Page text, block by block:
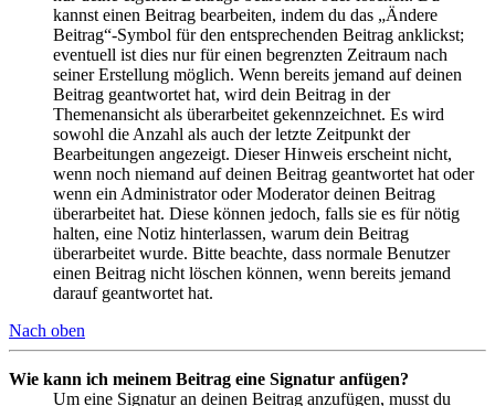
kannst einen Beitrag bearbeiten, indem du das „Ändere
Beitrag“-Symbol für den entsprechenden Beitrag anklickst;
eventuell ist dies nur für einen begrenzten Zeitraum nach
seiner Erstellung möglich. Wenn bereits jemand auf deinen
Beitrag geantwortet hat, wird dein Beitrag in der
Themenansicht als überarbeitet gekennzeichnet. Es wird
sowohl die Anzahl als auch der letzte Zeitpunkt der
Bearbeitungen angezeigt. Dieser Hinweis erscheint nicht,
wenn noch niemand auf deinen Beitrag geantwortet hat oder
wenn ein Administrator oder Moderator deinen Beitrag
überarbeitet hat. Diese können jedoch, falls sie es für nötig
halten, eine Notiz hinterlassen, warum dein Beitrag
überarbeitet wurde. Bitte beachte, dass normale Benutzer
einen Beitrag nicht löschen können, wenn bereits jemand
darauf geantwortet hat.
Nach oben
Wie kann ich meinem Beitrag eine Signatur anfügen?
Um eine Signatur an deinen Beitrag anzufügen, musst du